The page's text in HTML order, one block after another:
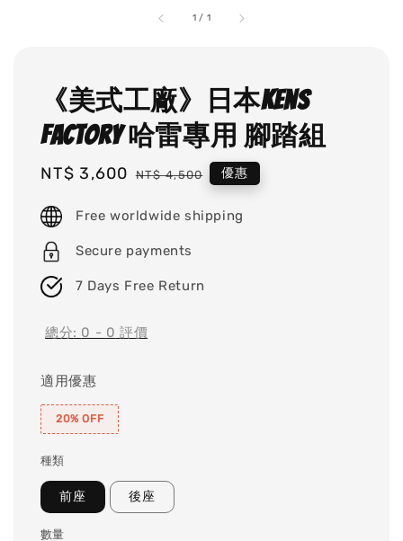
1 / 1
《美式工廠》日本Kens
factory 哈雷專用 腳踏組
Sale
NT$ 3,600 Regular
NT$ 4,500 優惠
Free worldwide shipping
Secure payments
7 Days Free Return
總分: 0 - 0 評價
適用優惠
20% OFF
種類
前座 後座
數量